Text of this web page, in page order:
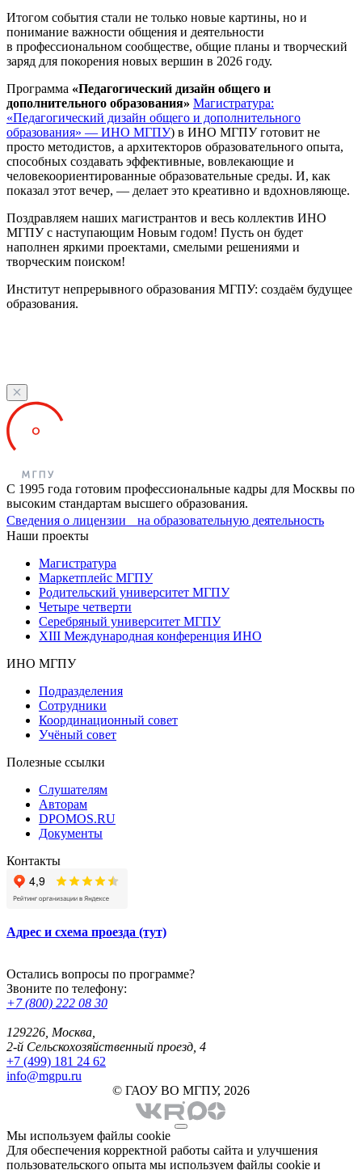
Итогом события стали не только новые картины, но и
понимание важности общения и деятельности
в профессиональном сообществе, общие планы и творческий
заряд для покорения новых вершин в 2026 году.
Программа «Педагогический дизайн общего и
дополнительного образования» Магистратура:
«Педагогический дизайн общего и дополнительного
образования» — ИНО МГПУ) в ИНО МГПУ готовит не
просто методистов, а архитекторов образовательного опыта,
способных создавать эффективные, вовлекающие и
человекоориентированные образовательные среды. И, как
показал этот вечер, — делает это креативно и вдохновляюще.
Поздравляем наших магистрантов и весь коллектив ИНО
МГПУ с наступающим Новым годом! Пусть он будет
наполнен яркими проектами, смелыми решениями и
творческим поиском!
Институт непрерывного образования МГПУ: создаём будущее
образования.
С 1995 года готовим профессиональные кадры для Москвы по
высоким стандартам высшего образования.
Сведения о лицензии на образовательную деятельность
Наши проекты
Магистратура
Маркетплейс МГПУ
Родительский университет МГПУ
Четыре четверти
Серебряный университет МГПУ
XIII Международная конференция ИНО
ИНО МГПУ
Подразделения
Сотрудники
Координационный совет
Учёный совет
Полезные ссылки
Слушателям
Авторам
DPOMOS.RU
Документы
Контакты
Адрес и схема проезда (тут)
Остались вопросы по программе?
Звоните по телефону:
+7 (800) 222 08 30
129226, Москва,
2-й Сельскохозяйственный проезд, 4
+7 (499) 181 24 62
info@mgpu.ru
© ГАОУ ВО МГПУ, 2026
Мы используем файлы cookie
Для обеспечения корректной работы сайта и улучшения
пользовательского опыта мы используем файлы cookie и